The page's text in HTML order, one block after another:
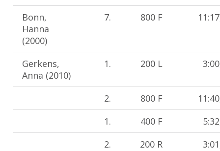
Bonn,
Hanna
(2000)
7. 800 F
Gerkens,
Anna (2010)
1. 200 L
2. 800 F
1.
400 F
2.
200 R